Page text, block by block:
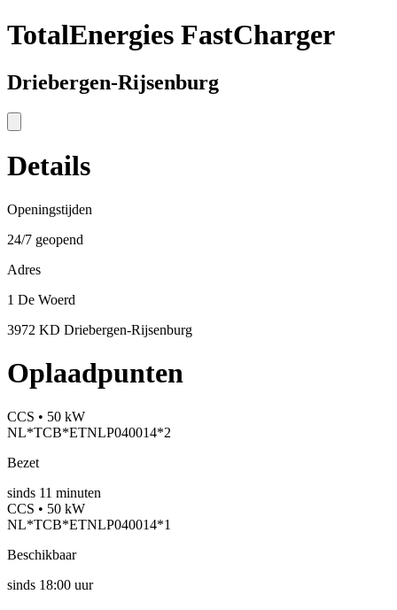
TotalEnergies FastCharger
Driebergen-Rijsenburg
Details
Openingstijden
24/7 geopend
Adres
1 De Woerd
3972 KD Driebergen-Rijsenburg
Oplaadpunten
CCS • 50 kW
NL*TCB*ETNLP040014*2
Bezet
sinds 11 minuten
CCS • 50 kW
NL*TCB*ETNLP040014*1
Beschikbaar
sinds 18:00 uur